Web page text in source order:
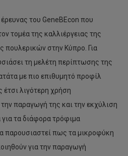
του GeneBEcon που
τομέα της καλλιέργειας της
πουλερικών στην Κύπρο. Για
τη μελέτη περίπτωσης της
με πιο επιθυμητό προφίλ
έτσι λιγότερη χρήση
παραγωγή της και την εκχύλιση
τα διάφορα τρόφιμα
παρουσιαστεί πως τα μικροφύκη
για την παραγωγή